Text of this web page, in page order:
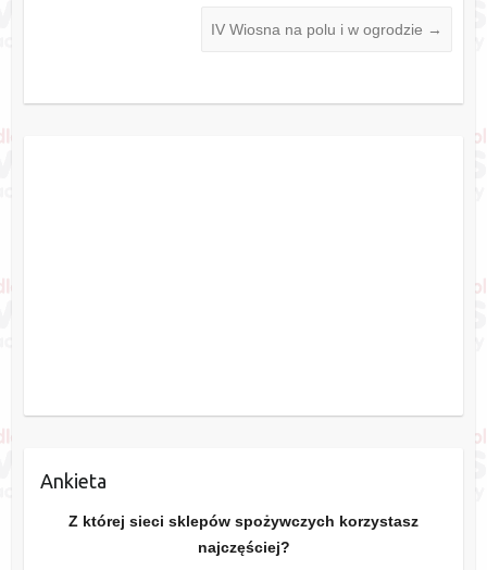
IV Wiosna na polu i w ogrodzie →
Ankieta
Z której sieci sklepów spożywczych korzystasz
najczęściej?